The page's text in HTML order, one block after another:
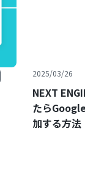
2025/03/26
NEXT
たら
加する方法